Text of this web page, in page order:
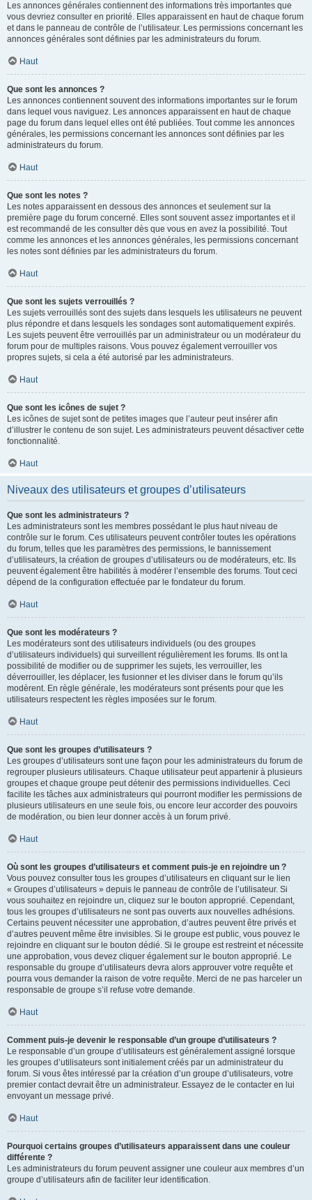
Les annonces générales contiennent des informations très importantes que
vous devriez consulter en priorité. Elles apparaissent en haut de chaque forum
et dans le panneau de contrôle de l’utilisateur. Les permissions concernant les
annonces générales sont définies par les administrateurs du forum.
Haut
Que sont les annonces ?
Les annonces contiennent souvent des informations importantes sur le forum
dans lequel vous naviguez. Les annonces apparaissent en haut de chaque
page du forum dans lequel elles ont été publiées. Tout comme les annonces
générales, les permissions concernant les annonces sont définies par les
administrateurs du forum.
Haut
Que sont les notes ?
Les notes apparaissent en dessous des annonces et seulement sur la
première page du forum concerné. Elles sont souvent assez importantes et il
est recommandé de les consulter dès que vous en avez la possibilité. Tout
comme les annonces et les annonces générales, les permissions concernant
les notes sont définies par les administrateurs du forum.
Haut
Que sont les sujets verrouillés ?
Les sujets verrouillés sont des sujets dans lesquels les utilisateurs ne peuvent
plus répondre et dans lesquels les sondages sont automatiquement expirés.
Les sujets peuvent être verrouillés par un administrateur ou un modérateur du
forum pour de multiples raisons. Vous pouvez également verrouiller vos
propres sujets, si cela a été autorisé par les administrateurs.
Haut
Que sont les icônes de sujet ?
Les icônes de sujet sont de petites images que l’auteur peut insérer afin
d’illustrer le contenu de son sujet. Les administrateurs peuvent désactiver cette
fonctionnalité.
Haut
Niveaux des utilisateurs et groupes d’utilisateurs
Que sont les administrateurs ?
Les administrateurs sont les membres possédant le plus haut niveau de
contrôle sur le forum. Ces utilisateurs peuvent contrôler toutes les opérations
du forum, telles que les paramètres des permissions, le bannissement
d’utilisateurs, la création de groupes d’utilisateurs ou de modérateurs, etc. Ils
peuvent également être habilités à modérer l’ensemble des forums. Tout ceci
dépend de la configuration effectuée par le fondateur du forum.
Haut
Que sont les modérateurs ?
Les modérateurs sont des utilisateurs individuels (ou des groupes
d’utilisateurs individuels) qui surveillent régulièrement les forums. Ils ont la
possibilité de modifier ou de supprimer les sujets, les verrouiller, les
déverrouiller, les déplacer, les fusionner et les diviser dans le forum qu’ils
modèrent. En règle générale, les modérateurs sont présents pour que les
utilisateurs respectent les règles imposées sur le forum.
Haut
Que sont les groupes d’utilisateurs ?
Les groupes d’utilisateurs sont une façon pour les administrateurs du forum de
regrouper plusieurs utilisateurs. Chaque utilisateur peut appartenir à plusieurs
groupes et chaque groupe peut détenir des permissions individuelles. Ceci
facilite les tâches aux administrateurs qui pourront modifier les permissions de
plusieurs utilisateurs en une seule fois, ou encore leur accorder des pouvoirs
de modération, ou bien leur donner accès à un forum privé.
Haut
Où sont les groupes d’utilisateurs et comment puis-je en rejoindre un ?
Vous pouvez consulter tous les groupes d’utilisateurs en cliquant sur le lien
« Groupes d’utilisateurs » depuis le panneau de contrôle de l’utilisateur. Si
vous souhaitez en rejoindre un, cliquez sur le bouton approprié. Cependant,
tous les groupes d’utilisateurs ne sont pas ouverts aux nouvelles adhésions.
Certains peuvent nécessiter une approbation, d’autres peuvent être privés et
d’autres peuvent même être invisibles. Si le groupe est public, vous pouvez le
rejoindre en cliquant sur le bouton dédié. Si le groupe est restreint et nécessite
une approbation, vous devez cliquer également sur le bouton approprié. Le
responsable du groupe d’utilisateurs devra alors approuver votre requête et
pourra vous demander la raison de votre requête. Merci de ne pas harceler un
responsable de groupe s’il refuse votre demande.
Haut
Comment puis-je devenir le responsable d’un groupe d’utilisateurs ?
Le responsable d’un groupe d’utilisateurs est généralement assigné lorsque
les groupes d’utilisateurs sont initialement créés par un administrateur du
forum. Si vous êtes intéressé par la création d’un groupe d’utilisateurs, votre
premier contact devrait être un administrateur. Essayez de le contacter en lui
envoyant un message privé.
Haut
Pourquoi certains groupes d’utilisateurs apparaissent dans une couleur
différente ?
Les administrateurs du forum peuvent assigner une couleur aux membres d’un
groupe d’utilisateurs afin de faciliter leur identification.